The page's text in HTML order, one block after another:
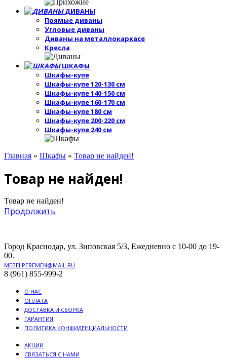
ДИВАНЫ
Прямые диваны
Угловые диваны
Диваны на металлокаркасе
Кресла
ШКАФЫ
Шкафы-купе
Шкафы-купе 120-130 см
Шкафы-купе 140-150 см
Шкафы-купе 160-170 см
Шкафы-купе 180 см
Шкафы-купе 200-220 см
Шкафы-купе 240 см
Главная » Шкафы » Товар не найден!
Товар не найден!
Товар не найден!
Продолжить
Город Краснодар, ул. Зиповская 5/3, Ежедневно с 10-00 до 19-
00.
MEBELPEREMEN@MAIL.RU
8 (961) 855-999-2
О НАС
ОПЛАТА
ДОСТАВКА И СБОРКА
ГАРАНТИЯ
ПОЛИТИКА КОНФИДЕНЦИАЛЬНОСТИ
АКЦИИ
СВЯЗАТЬСЯ С НАМИ